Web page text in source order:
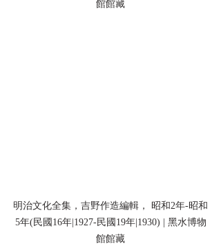
館館藏
明治文化全集，吉野作造編輯， 昭和2年-昭和
5年(民國16年|1927-民國19年|1930) | 黑水博物
館館藏